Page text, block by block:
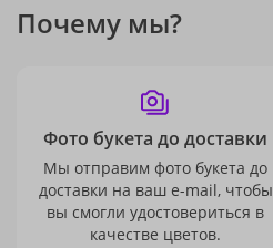
Почему мы?
Фото букета до доставки
Мы отправим фото букета до
доставки на ваш e-mail, чтобы
вы смогли удостовериться в
качестве цветов.